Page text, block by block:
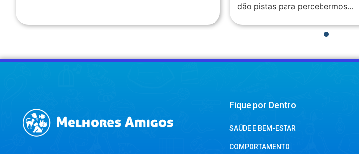
dão pistas para percebermos…
Fique por Dentro
SAÚDE E BEM-ESTAR
COMPORTAMENTO